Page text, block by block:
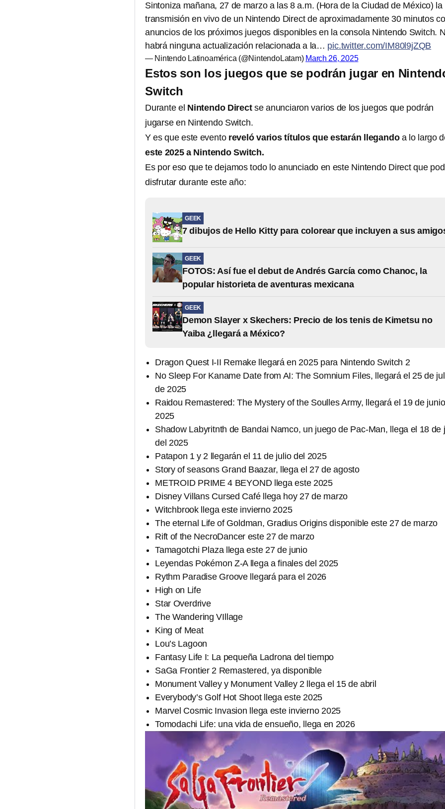
Sintoniza mañana, 27 de marzo a las 8 a.m. (Hora de la Ciudad de México) la
transmisión en vivo de un Nintendo Direct de aproximadamente 30 minutos
anuncios de los próximos juegos disponibles en la consola Nintendo Switch.
habrá ninguna actualización relacionada a la… pic.twitter.com/IM80l9jZQB
— Nintendo Latinoamérica (@NintendoLatam) March 26, 2025
Estos son los juegos que se podrán jugar en
Switch
Durante el Nintendo Direct se anunciaron varios de los juegos que podrán
jugarse en Nintendo Switch.
Y es que este evento reveló varios títulos que estarán llegandoa lo largo
este 2025 a Nintendo Switch.
Es por eso que te dejamos todo lo anunciado en este Nintendo Direct que
disfrutar durante este año:
GEEK
7 dibujos de Hello Kitty para colorear que incluyen a sus
GEEK
FOTOS: Así fue el debut de Andrés García como Chanoc, la
popular historieta de aventuras mexicana
GEEK
Demon Slayer x Skechers: Precio de los tenis de Kimetsu no
Yaiba ¿llegará a México?
Dragon Quest I-II Remake llegará en 2025 para Nintendo Switch 2
No Sleep For Kaname Date from AI: The Somnium Files, llegará el 25 de
de 2025
Raidou Remastered: The Mystery of the Soulles Army, llegará el 19 de
2025
Shadow Labyritnth de Bandai Namco, un juego de Pac-Man, llega el 18 de
del 2025
Patapon 1 y 2 llegarán el 11 de julio del 2025
Story of seasons Grand Baazar, llega el 27 de agosto
METROID PRIME 4 BEYOND llega este 2025
Disney Villans Cursed Café llega hoy 27 de marzo
Witchbrook llega este invierno 2025
The eternal Life of Goldman, Gradius Origins disponible este 27 de marzo
Rift of the NecroDancer este 27 de marzo
Tamagotchi Plaza llega este 27 de junio
Leyendas Pokémon Z-A llega a finales del 2025
Rythm Paradise Groove llegará para el 2026
High on Life
Star Overdrive
The Wandering VIllage
King of Meat
Lou’s Lagoon
Fantasy Life I: La pequeña Ladrona del tiempo
SaGa Frontier 2 Remastered, ya disponible
Monument Valley y Monument Valley 2 llega el 15 de abril
Everybody’s Golf Hot Shoot llega este 2025
Marvel Cosmic Invasion llega este invierno 2025
Tomodachi Life: una vida de ensueño, llega en 2026